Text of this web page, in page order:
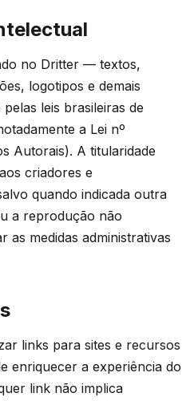
no Dritter — textos,
logotipos e demais
leis brasileiras de
a Lei nº
Autorais). A titularidade
criadores e
quando indicada outra
a reprodução não
as medidas administrativas
links para sites e recursos
enriquecer a experiência do
link não implica